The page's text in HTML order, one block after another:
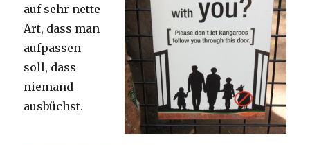
auf sehr nette
Art, dass man
aufpassen
soll, dass
niemand
ausbüchst.